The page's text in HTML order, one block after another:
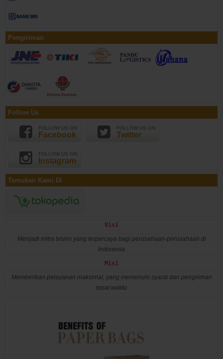
Pengiriman
Follow Us
FOLLOW US ON
Facebook
FOLLOW US ON
Twitter
FOLLOW US ON
Instagram
Temukan Kami Di
Visi
Menjadi mitra bisnis yang terpercaya bagi perusahaan-perusahaan di
Indonesia
Misi
Memberikan pelayanan maksimal, yang memenuhi syarat dan pengiriman
tepat waktu